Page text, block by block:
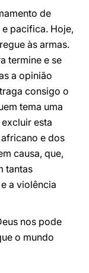
de
pacifica. Hoje,
às armas.
termine e se
a opinião
consigo o
tema uma
esta
e dos
causa, que,
tantas
a violência
nos pode
o mundo